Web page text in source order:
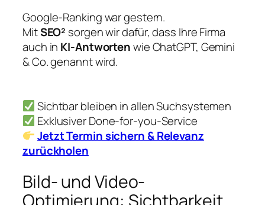
Google-Ranking war gestern.
MitSEO² sorgen wir dafür, dass Ihre Firma
auch in KI-Antwortenwie ChatGPT, Gemini
& Co. genannt wird.
Sichtbar bleiben in allen Suchsystemen
Exklusiver Done-for-you-Service
Jetzt Termin sichern & Relevanz
zurückholen
Bild- und Video-
Optimierung: Sichtbarkeit